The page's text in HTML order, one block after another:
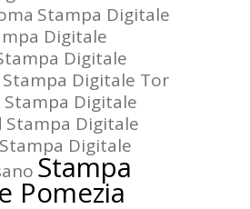
Stampa Digitale
Digitale
Digitale
Stampa Digitale Tor
Stampa Digitale
Stampa Digitale
Stampa Digitale
Stampa
Pomezia